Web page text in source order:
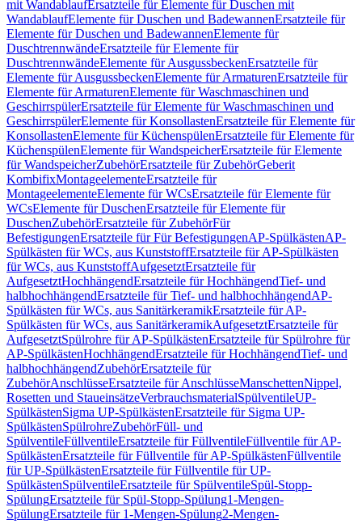
mit WandablaufErsatzteile für Elemente für Duschen mit
WandablaufElemente für Duschen und BadewannenErsatzteile für
Elemente für Duschen und BadewannenElemente für
DuschtrennwändeErsatzteile für Elemente für
DuschtrennwändeElemente für AusgussbeckenErsatzteile für
Elemente für AusgussbeckenElemente für ArmaturenErsatzteile für
Elemente für ArmaturenElemente für Waschmaschinen und
GeschirrspülerErsatzteile für Elemente für Waschmaschinen und
GeschirrspülerElemente für KonsollastenErsatzteile für Elemente für
KonsollastenElemente für KüchenspülenErsatzteile für Elemente für
KüchenspülenElemente für WandspeicherErsatzteile für Elemente
für WandspeicherZubehörErsatzteile für ZubehörGeberit
KombifixMontageelementeErsatzteile für
MontageelementeElemente für WCsErsatzteile für Elemente für
WCsElemente für DuschenErsatzteile für Elemente für
DuschenZubehörErsatzteile für ZubehörFür
BefestigungenErsatzteile für Für BefestigungenAP-SpülkästenAP-
Spülkästen für WCs, aus KunststoffErsatzteile für AP-Spülkästen
für WCs, aus KunststoffAufgesetztErsatzteile für
AufgesetztHochhängendErsatzteile für HochhängendTief- und
halbhochhängendErsatzteile für Tief- und halbhochhängendAP-
Spülkästen für WCs, aus SanitärkeramikErsatzteile für AP-
Spülkästen für WCs, aus SanitärkeramikAufgesetztErsatzteile für
AufgesetztSpülrohre für AP-SpülkästenErsatzteile für Spülrohre für
AP-SpülkästenHochhängendErsatzteile für HochhängendTief- und
halbhochhängendZubehörErsatzteile für
ZubehörAnschlüsseErsatzteile für AnschlüsseManschettenNippel,
Rosetten und StaueinsätzeVerbrauchsmaterialSpülventileUP-
SpülkästenSigma UP-SpülkästenErsatzteile für Sigma UP-
SpülkästenSpülrohreZubehörFüll- und
SpülventileFüllventileErsatzteile für FüllventileFüllventile für AP-
SpülkästenErsatzteile für Füllventile für AP-SpülkästenFüllventile
für UP-SpülkästenErsatzteile für Füllventile für UP-
SpülkästenSpülventileErsatzteile für SpülventileSpül-Stopp-
SpülungErsatzteile für Spül-Stopp-Spülung1-Mengen-
SpülungErsatzteile für 1-Mengen-Spülung2-Mengen-